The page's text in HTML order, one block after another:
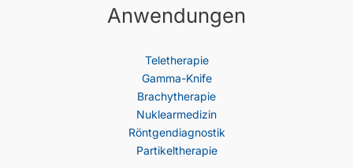
Anwendungen
Teletherapie
Gamma-Knife
Brachytherapie
Nuklearmedizin
Röntgendiagnostik
Partikeltherapie